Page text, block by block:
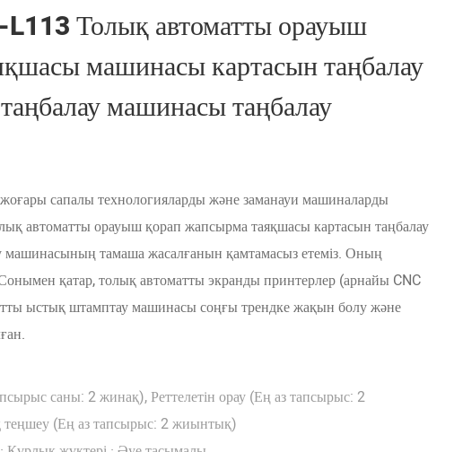
Толық автоматты орауыш
машинасы картасын таңбалау
машинасы таңбалау
жоғары сапалы технологияларды және заманауи машиналарды
автоматты орауыш қорап жапсырма таяқшасы картасын таңбалау
тамаша жасалғанын қамтамасыз етеміз. Оның
қатар, толық автоматты экранды принтерлер (арнайы CNC
ыстық штамптау машинасы соңғы трендке жақын болу және
саны: 2 жинақ), Реттелетін орау (Ең аз тапсырыс: 2
(Ең аз тапсырыс: 2 жиынтық)